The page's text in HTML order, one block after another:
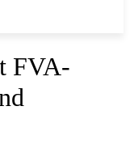
FVA-